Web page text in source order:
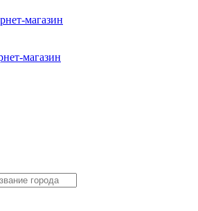
магазин
магазин